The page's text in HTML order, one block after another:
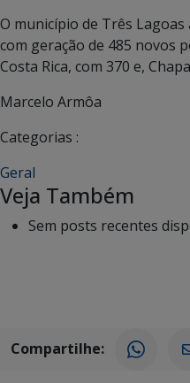
O município de Três
com geração de 485 novos
Costa Rica, com 370 e,
Marcelo Armôa
Categorias :
Geral
Veja Também
Sem posts recentes
Compartilhe: